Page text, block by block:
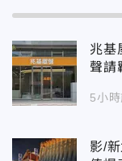
兆基
聲請
5小時
影/